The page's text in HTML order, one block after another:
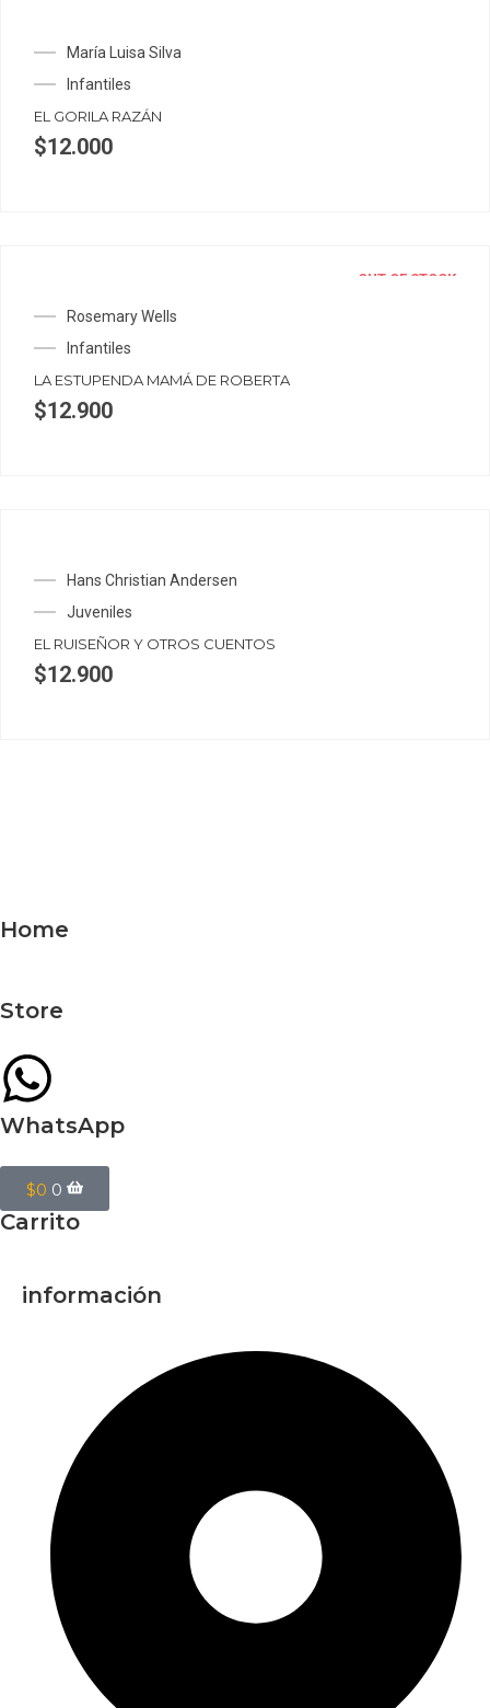
María Luisa Silva
Infantiles
EL GORILA RAZÁN
$12.000
OUT OF STOCK
Rosemary Wells
Infantiles
LA ESTUPENDA MAMÁ DE ROBERTA
$12.900
Hans Christian Andersen
Juveniles
EL RUISEÑOR Y OTROS CUENTOS
$12.900
Home
Store
WhatsApp
$0 0
Carrito
información